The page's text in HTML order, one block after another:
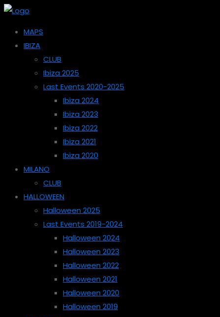
MAPS
IBIZA
CLUB
Ibiza 2025
Last Events 2020-2025
Ibiza 2024
Ibiza 2023
Ibiza 2022
Ibiza 2021
Ibiza 2020
MILANO
CLUB
HALLOWEEN
Halloween 2025
Last Events 2019-2024
Halloween 2024
Halloween 2023
Halloween 2022
Halloween 2021
Halloween 2020
Halloween 2019